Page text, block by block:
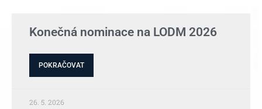
Konečná nominace na LODM 2026
POKRAČOVAT
26. 5. 2026